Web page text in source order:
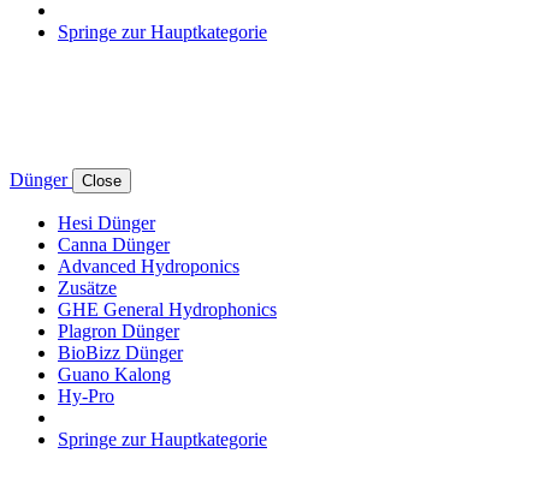
Springe zur Hauptkategorie
Dünger Close
Hesi Dünger
Canna Dünger
Advanced Hydroponics
Zusätze
GHE General Hydrophonics
Plagron Dünger
BioBizz Dünger
Guano Kalong
Hy-Pro
Springe zur Hauptkategorie